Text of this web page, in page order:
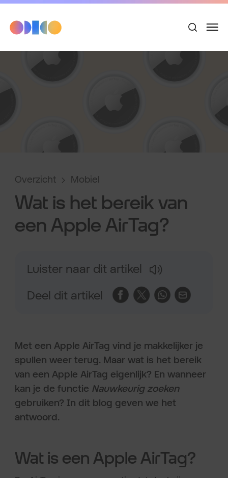
Overzicht Mobiel
Wat is het bereik van
een Apple AirTag?
Luister naar dit artikel
Deel dit artikel
Met een Apple AirTag vind je makkelijker je
spullen weer terug. Maar wat is het bereik
van een Apple AirTag eigenlijk? En wanneer
kan je de functie Nauwkeurig zoeken
gebruiken? In dit blog geven we het
antwoord.
Wat is een Apple AirTag?